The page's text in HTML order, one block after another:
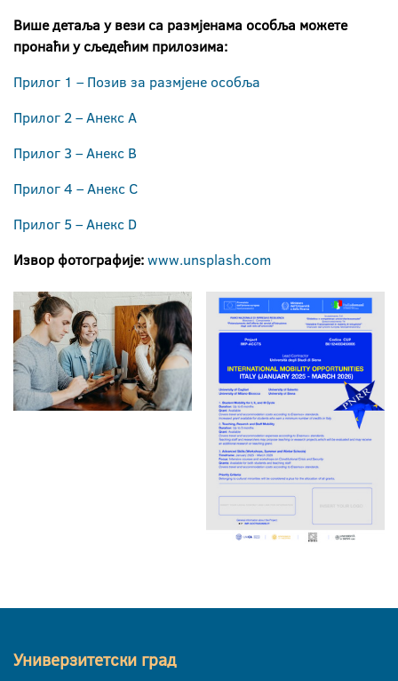
Више детаља у вези са размјенама особља можете
пронаћи у сљедећим прилозима:
Прилог 1 – Позив за размјене особља
Прилог 2 – Анекс А
Прилог 3 – Анекс B
Прилог 4 – Анекс C
Прилог 5 – Анекс D
Извор фотографије:www.unsplash.com
Универзитетски град